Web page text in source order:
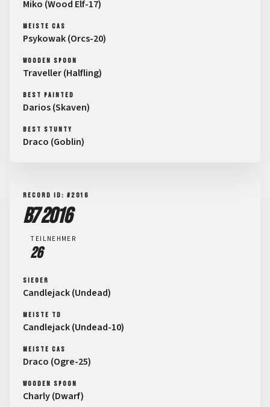
Miko (Wood Elf-17)
MEISTE CAS
Psykowak (Orcs-20)
WOODEN SPOON
Traveller (Halfling)
BEST PAINTED
Darios (Skaven)
BEST STUNTY
Draco (Goblin)
RECORD ID: #2016
B7 2016
TEILNEHMER
26
SIEGER
Candlejack (Undead)
MEISTE TD
Candlejack (Undead-10)
MEISTE CAS
Draco (Ogre-25)
WOODEN SPOON
Charly (Dwarf)